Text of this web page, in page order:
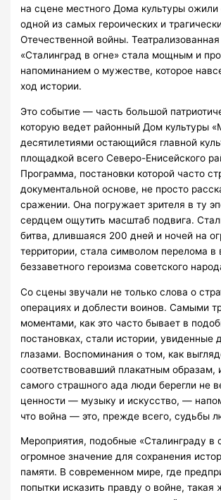
на сцене местного Дома культуры
одной из самых героических и
Отечественной войны.
«Сталинград в огне» стала мощным и
напоминанием о мужестве, которое
ход истории.
Это событие — часть большой
которую ведет районный Дом культуры
десятилетиями остающийся главной
площадкой всего Северо-Енисейского
Программа, постановки которой часто
документальной основе, не просто
сражении. Она погружает зрителя в ту
сердцем ощутить масштаб подвига.
битва, длившаяся 200 дней и ночей на
территории, стала символом перелома в
беззаветного героизма советского
Со сцены звучали не только слова о
операциях и доблести воинов. Самыми
моментами, как это часто бывает в
постановках, стали истории, увиденные
глазами. Воспоминания о том, как
соответствовавший плакатным образам,
самого страшного ада люди берегли не
ценности — музыку и искусство, —
что война — это, прежде всего, судьбы
Мероприятия, подобные «Сталинграду в
огромное значение для сохранения
памяти. В современном мире, где
попытки исказить правду о войне, такая